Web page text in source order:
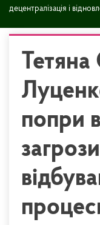
децентралізація і
попри